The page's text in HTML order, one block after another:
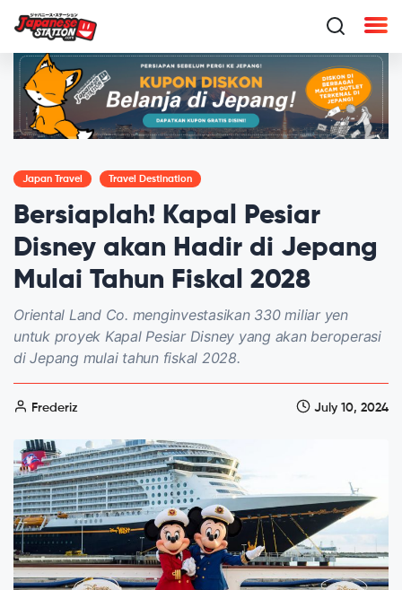
Japan Travel Travel Destination
Bersiaplah! Kapal Pesiar
Disney akan Hadir di Jepang
Mulai Tahun Fiskal 2028
Oriental Land Co. menginvestasikan 330 miliar yen
untuk proyek Kapal Pesiar Disney yang akan beroperasi
di Jepang mulai tahun fiskal 2028.
Frederiz July 10, 2024